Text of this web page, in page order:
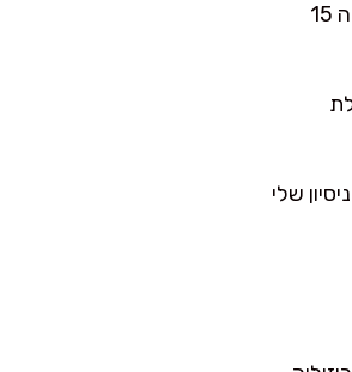
מוסיפים מלח ומים רותחים, מערבבים פעם אחת בלבד, מביאים לרתיחה ואז מכסים ומבשלים על אש נמוכה 15
כאן הניסיון שלי